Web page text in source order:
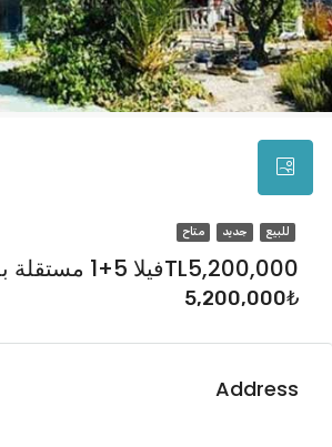
للبيع جديد متاح
TL5,200,000فيلا 5+1 مستقلة بمسبح
5,200,000₺
Address